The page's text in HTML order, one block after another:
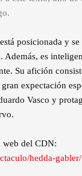
posicionada y
Además, es
Su afición
expectación
Vasco y
web del CDN:
hedda-gabler/